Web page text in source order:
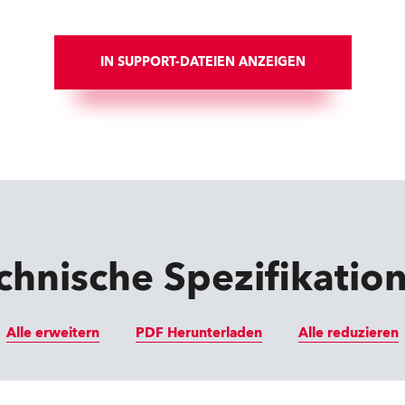
IN SUPPORT-DATEIEN ANZEIGEN
Alle erweitern PDF Herunterladen Alle reduzieren